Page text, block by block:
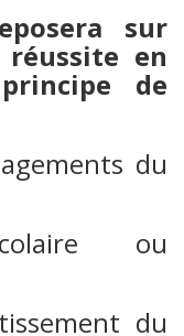
sur
en
de
du
ou
du